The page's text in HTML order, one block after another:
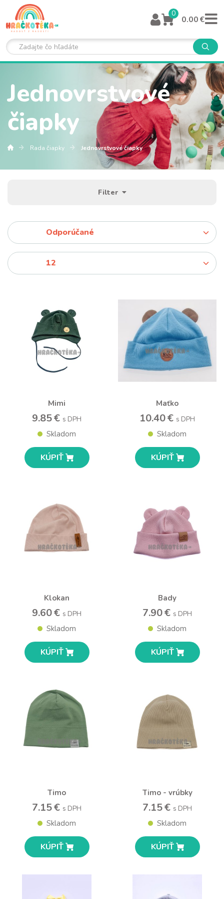
0
0.00 €
Jednovrstvové
čiapky
Rada čiapky Jednovrstvové čiapky
Filter
Mimi
9.85 € s DPH
Skladom
KÚPIŤ
Maťko
10.40 € s DPH
Skladom
KÚPIŤ
Klokan
9.60 € s DPH
Skladom
KÚPIŤ
Bady
7.90 € s DPH
Skladom
KÚPIŤ
Timo
7.15 € s DPH
Skladom
KÚPIŤ
Timo - vrúbky
7.15 € s DPH
Skladom
KÚPIŤ